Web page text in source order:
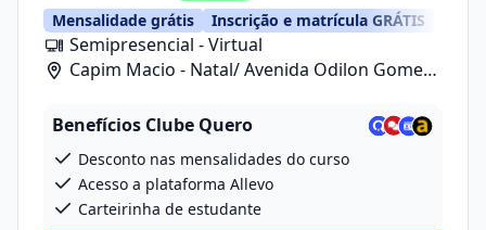
Mensalidade grátis Inscrição e matrícula GRÁTIS
Semipresencial - Virtual
Capim Macio - Natal/ Avenida Odilon Gomes
Benefícios Clube Quero
Desconto nas mensalidades do curso
Acesso a plataforma Allevo
Carteirinha de estudante